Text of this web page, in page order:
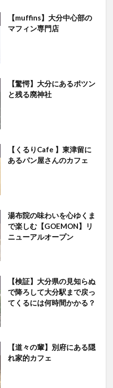
【muffins】大分中心部の
マフィン専門店
【驚愕】大分にあるポツン
と残る廃神社
【くるりCafe 】東津留に
あるパン屋さんのカフェ
湯布院の味わいを心ゆくま
で楽しむ【GOEMON】リ
ニューアルオープン
【検証】大分県の見知らぬ
で降ろして大分駅まで戻っ
てくるには何時間かかる？
【道々の輩】別府にある隠
れ家的カフェ